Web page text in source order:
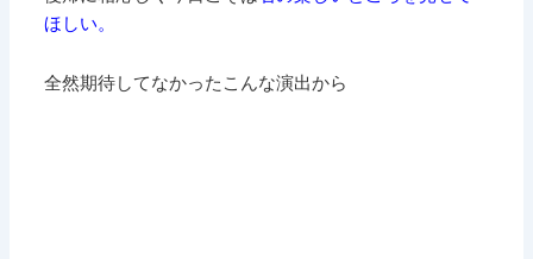
ほしい。
全然期待してなかったこんな演出から